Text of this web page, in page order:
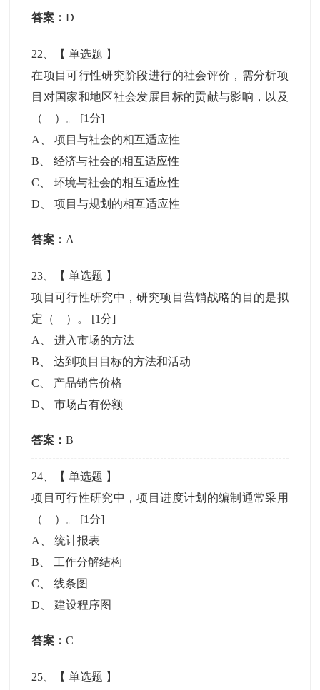
答案：D
22 、【单选题 】
在项目可行性研究阶段进行的社会评价，需分析项
目对国家和地区社会发展目标的贡献与影响，以及
（ ）。 [1分]
A
、项目与社会的相互适应性
B 、经济与社会的相互适应性
C 、环境与社会的相互适应性
D 、项目与规划的相互适应性
答案： A
23 、【单选题 】
项目可行性研究中，研究项目营销战略的目的是拟
定（ ）。 [1分]
A
、进入市场的方法
B 、达到项目目标的方法和活动
C
产品销售价格
D 、市场占有份额
答案：B
24 、【单选题 】
项目可行性研究中，项目进度计划的编制通常采用
（ ）。 [1分]
A
、统计报表
B
工作分解结构
C 、线条图
D 、建设程序图
答案：C
25 、【单选题 】